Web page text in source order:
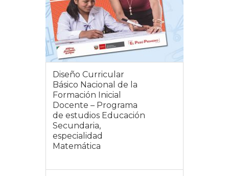
Diseño Curricular
Básico Nacional de la
Formación Inicial
Docente – Programa
de estudios Educación
Secundaria,
especialidad
Matemática